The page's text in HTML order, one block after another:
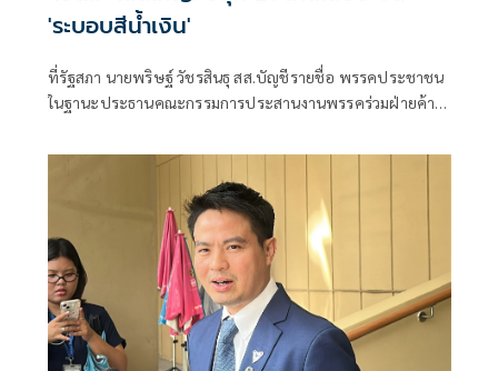
'ระบอบสีน้ำเงิน'
ที่รัฐสภา นายพริษฐ์ วัชรสินธุ สส.บัญชีรายชื่อ พรรคประชาชน
ในฐานะประธานคณะกรรมการประสานงานพรรคร่วมฝ่ายค้าน